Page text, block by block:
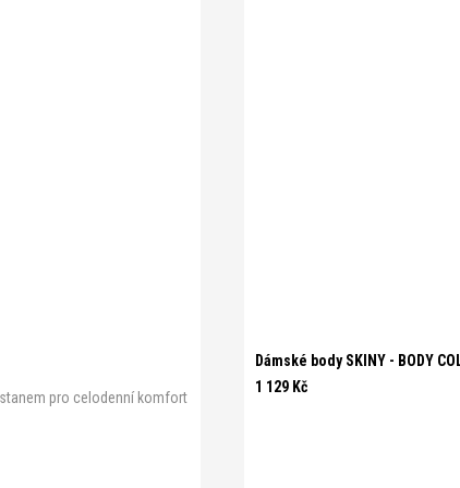
pro celodenní komfort
Dámské body SKINY - BODY
1 129 Kč